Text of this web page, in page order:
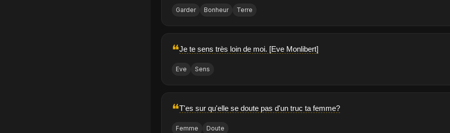
Garder Bonheur Terre
❝Je te sens très loin de moi. [Eve Monlibert]
Eve Sens
❝T'es sur qu'elle se doute pas d'un truc ta femme?
Femme Doute